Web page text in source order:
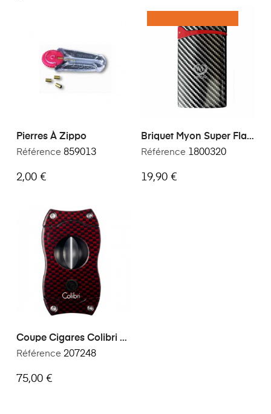
Pierres À Zippo
Référence 859013
2,00 €
Briquet Myon Super Flat
Carbone
Référence 1800320
19,90 €
Coupe Cigares Colibri V-
Cut Carbone
Référence 207248
75,00 €